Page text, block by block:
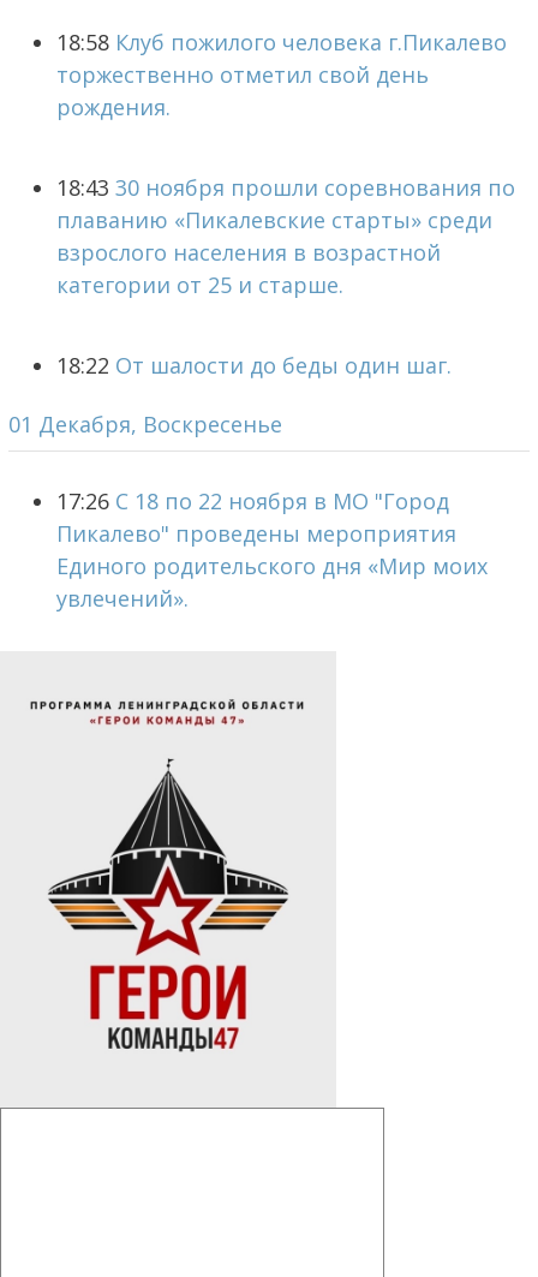
18:58 Клуб пожилого человека г.Пикалево
торжественно отметил свой день
рождения.
18:43 30 ноября прошли соревнования по
плаванию «Пикалевские старты» среди
взрослого населения в возрастной
категории от 25 и старше.
18:22 От шалости до беды один шаг.
01 Декабря, Воскресенье
17:26 С 18 по 22 ноября в МО "Город
Пикалево" проведены мероприятия
Единого родительского дня «Мир моих
увлечений».